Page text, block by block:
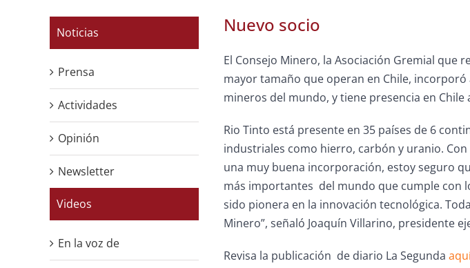
Nuevo socio
El Consejo Minero, la Asociación Gremial
mayor tamaño que operan en Chile,
mineros del mundo, y tiene presencia en
Rio Tinto está presente en 35 países de 6
industriales como hierro, carbón y uranio.
una muy buena incorporación, estoy seguro
más importantes del mundo que cumple con
sido pionera en la innovación tecnológica.
Minero”, señaló Joaquín Villarino, presidente
Revisa la publicación de diario La Segunda
Noticias
Prensa
Actividades
Opinión
Newsletter
Videos
En la voz de